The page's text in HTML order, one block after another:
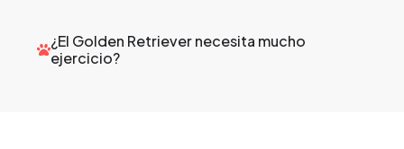
¿El Golden Retriever necesita mucho
ejercicio?